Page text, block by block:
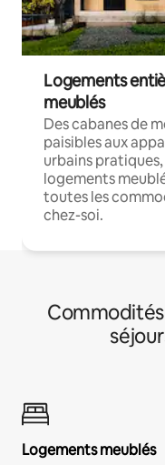
Logements
meublés
Des cabanes de
paisibles aux
urbains
logements
toutes les
chez-soi.
Logements meublés